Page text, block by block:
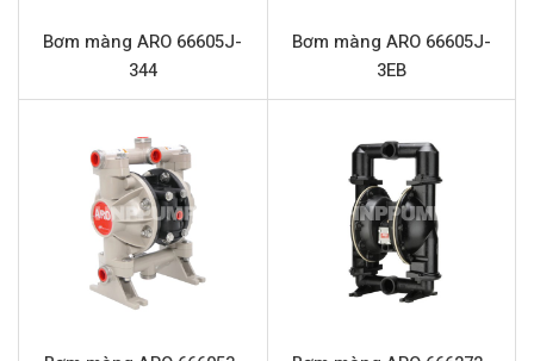
Model
ARO PD10A-BAP-FAA
Vật liệu thân bơm
Vật liệu màng bơm
Lưu lượng tối đa
Áp lực vận hành tối đa
Bơm màng ARO 66605J-
344
Bơm màng ARO 66605J-
3EB